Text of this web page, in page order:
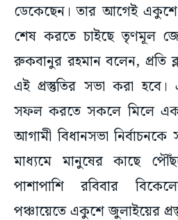
ডেকেছেন। তার আগেই একুশে
শেষ করতে চাইছে তৃণমূল
রুকবানুর রহমান বলেন, প্রতি
এই প্রস্তুতির সভা করা
সফল করতে সকলে মিলে
আগামী বিধানসভা
মাধ্যমে মানুষের কাছে
পাশাপাশি রবিবার
পঞ্চায়েতে একুশে জুলাইয়ের